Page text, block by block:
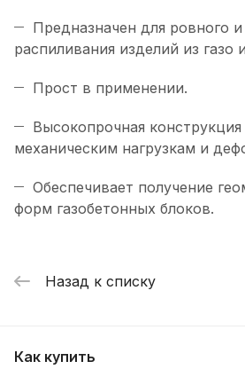
Предназначен для ровного и
распиливания изделий из газо
Прост в применении.
Высокопрочная
механическим нагрузкам и
Обеспечивает получение
форм газобетонных блоков.
Назад к списку
Как купить